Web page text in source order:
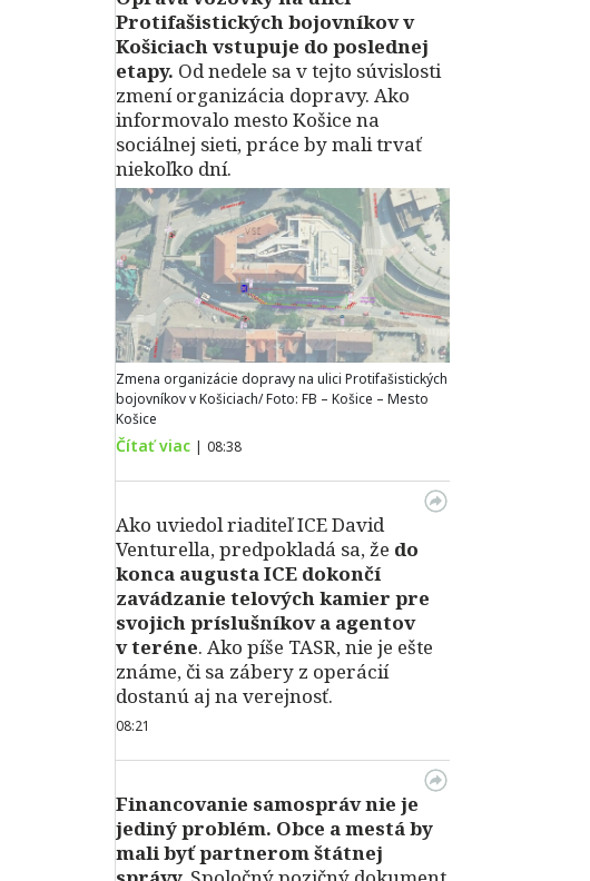
Protifašistických bojovníkov v
Košiciach vstupuje do poslednej
etapy. Od nedele sa v tejto súvislosti
zmení organizácia dopravy. Ako
informovalo mesto Košice na
sociálnej sieti, práce by mali trvať
niekoľko dní.
Zmena organizácie dopravy na ulici Protifašistických
bojovníkov v Košiciach/ Foto: FB – Košice – Mesto
Košice
Čítať viac | 08:38
Ako uviedol riaditeľ ICE David
Venturella, predpokladá sa, že do
konca augusta ICE dokončí
zavádzanie telových kamier pre
svojich príslušníkov a agentov
v teréne. Ako píše TASR, nie je ešte
známe, či sa zábery z operácií
dostanú aj na verejnosť.
08:21
Financovanie samospráv nie je
jediný problém. Obce a mestá by
mali byť partnerom štátnej